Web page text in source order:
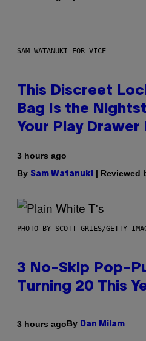
SAM WATANUKI FOR VICE
This Discreet
Bag Is the
Your Play Drawer
3 hours ago
By Sam Watanuki | Reviewed
PHOTO BY SCOTT GRIES/GETTY
3 No-Skip Pop-
Turning 20 This
3 hours agoBy Dan Milam